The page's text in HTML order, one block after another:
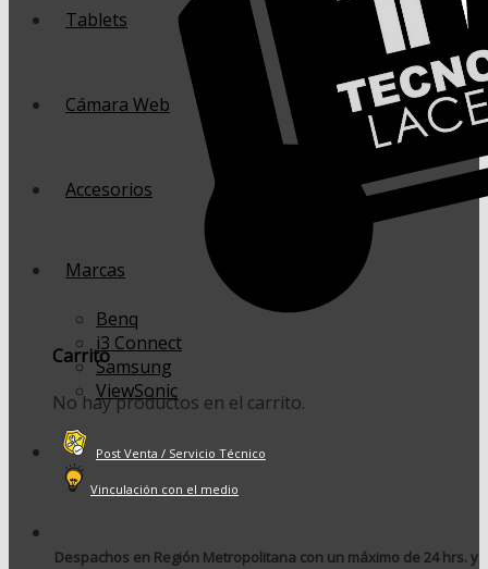
Carrito
No hay productos en el carrito.
Tablets
Cámara Web
Accesorios
Marcas
Benq
i3 Connect
Samsung
ViewSonic
Post Venta / Servicio Técnico
Vinculación con el medio
Despachos en Región Metropolitana con un máximo de 24 hrs. y